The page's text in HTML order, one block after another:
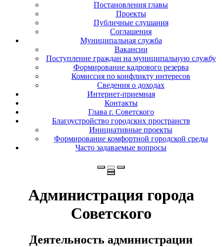
Постановления главы
Проекты
Публичные слушания
Соглашения
Муниципальная служба
Вакансии
Поступление граждан на муниципальную службу
Формирование кадрового резерва
Комиссия по конфликту интересов
Сведения о доходах
Интернет-приемная
Контакты
Глава г. Советского
Благоустройство городских пространств
Инициативные проекты
Формирование комфортной городской среды
Часто задаваемые вопросы
Администрация города
Советского
Деятельность администрации